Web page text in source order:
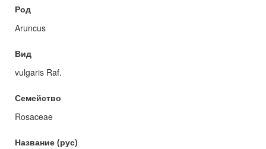
Род
Aruncus
Вид
vulgaris Raf.
Семейство
Rosaceae
Название (рус)